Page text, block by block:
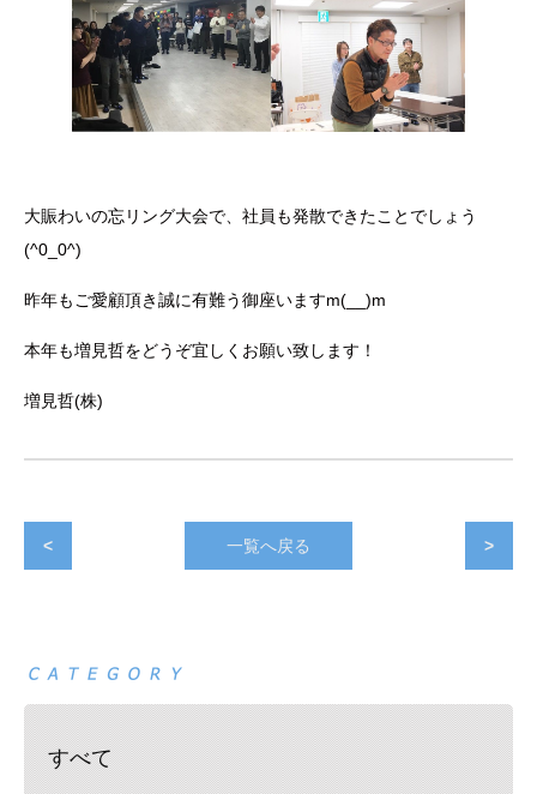
大賑わいの忘リング大会で、社員も発散できたことでしょう
(^0_0^)
昨年もご愛顧頂き誠に有難う御座いますm(__)m
本年も増見哲をどうぞ宜しくお願い致します！
増見哲(株)
< 一覧へ戻る >
すべて